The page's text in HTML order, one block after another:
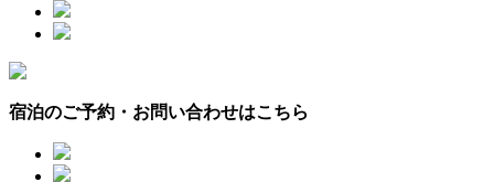
宿泊のご予約・お問い合わせはこちら